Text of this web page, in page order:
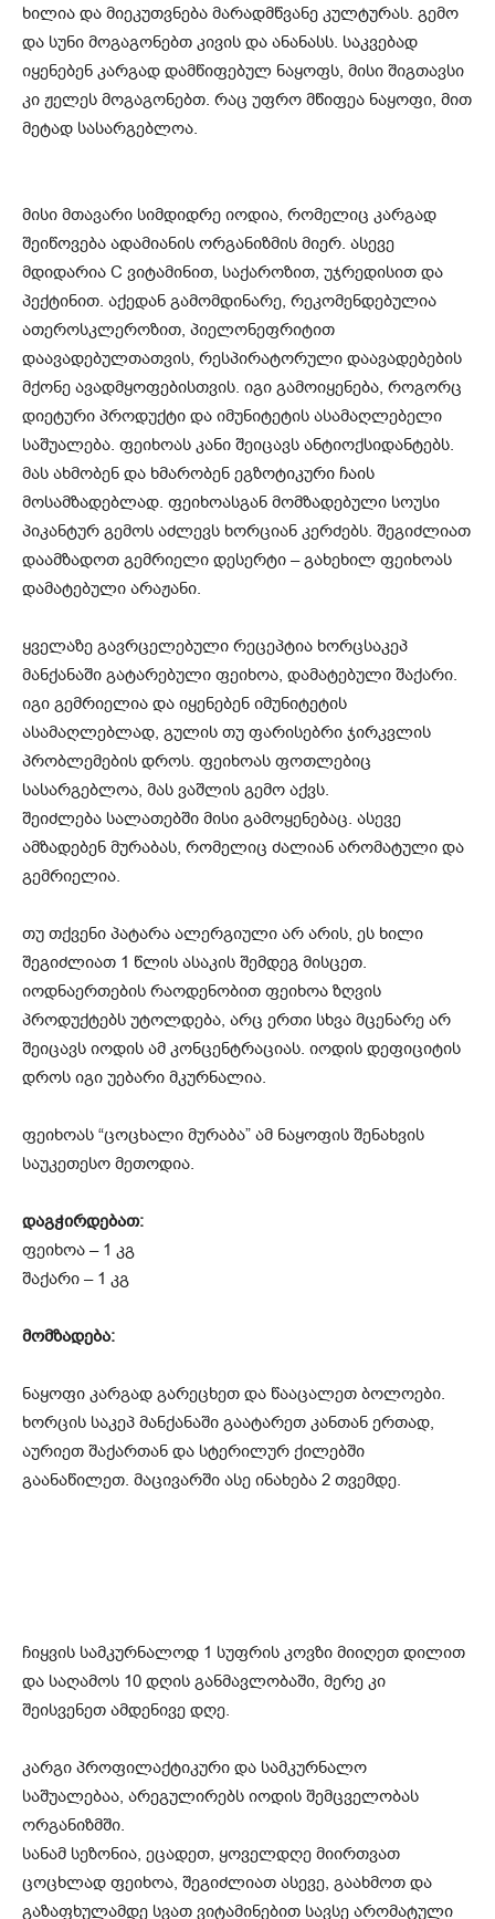
ხილია და მიეკუთვნება მარადმწვანე კულტურას. გემო
და სუნი მოგაგონებთ კივის და ანანასს. საკვებად
იყენებენ კარგად დამწიფებულ ნაყოფს, მისი შიგთავსი
კი ჟელეს მოგაგონებთ. რაც უფრო მწიფეა ნაყოფი, მით
მეტად სასარგებლოა.
მისი მთავარი სიმდიდრე იოდია, რომელიც კარგად
შეიწოვება ადამიანის ორგანიზმის მიერ. ასევე
მდიდარია C ვიტამინით, საქაროზით, უჯრედისით და
პექტინით. აქედან გამომდინარე, რეკომენდებულია
ათეროსკლეროზით, პიელონეფრიტით
დაავადებულთათვის, რესპირატორული დაავადებების
მქონე ავადმყოფებისთვის. იგი გამოიყენება, როგორც
დიეტური პროდუქტი და იმუნიტეტის ასამაღლებელი
საშუალება. ფეიხოას კანი შეიცავს ანტიოქსიდანტებს.
მას ახმობენ და ხმარობენ ეგზოტიკური ჩაის
მოსამზადებლად. ფეიხოასგან მომზადებული სოუსი
პიკანტურ გემოს აძლევს ხორციან კერძებს. შეგიძლიათ
დაამზადოთ გემრიელი დესერტი – გახეხილ ფეიხოას
დამატებული არაჟანი.
ყველაზე გავრცელებული რეცეპტია ხორცსაკეპ
მანქანაში გატარებული ფეიხოა, დამატებული შაქარი.
იგი გემრიელია და იყენებენ იმუნიტეტის
ასამაღლებლად, გულის თუ ფარისებრი ჯირკვლის
პრობლემების დროს. ფეიხოას ფოთლებიც
სასარგებლოა, მას ვაშლის გემო აქვს.
შეიძლება სალათებში მისი გამოყენებაც. ასევე
ამზადებენ მურაბას, რომელიც ძალიან არომატული და
გემრიელია.
თუ თქვენი პატარა ალერგიული არ არის, ეს ხილი
შეგიძლიათ 1 წლის ასაკის შემდეგ მისცეთ.
იოდნაერთების რაოდენობით ფეიხოა ზღვის
პროდუქტებს უტოლდება, არც ერთი სხვა მცენარე არ
შეიცავს იოდის ამ კონცენტრაციას. იოდის დეფიციტის
დროს იგი უებარი მკურნალია.
ფეიხოას “ცოცხალი მურაბა” ამ ნაყოფის შენახვის
საუკეთესო მეთოდია.
დაგჭირდებათ:
ფეიხოა – 1 კგ
შაქარი – 1 კგ
მომზადება:
ნაყოფი კარგად გარეცხეთ და წააცალეთ ბოლოები.
ხორცის საკეპ მანქანაში გაატარეთ კანთან ერთად,
აურიეთ შაქართან და სტერილურ ქილებში
გაანაწილეთ. მაცივარში ასე ინახება 2 თვემდე.
ჩიყვის სამკურნალოდ 1 სუფრის კოვზი მიიღეთ დილით
და საღამოს 10 დღის განმავლობაში, მერე კი
შეისვენეთ ამდენივე დღე.
კარგი პროფილაქტიკური და სამკურნალო
საშუალებაა, არეგულირებს იოდის შემცველობას
ორგანიზმში.
სანამ სეზონია, ეცადეთ, ყოველდღე მიირთვათ
ცოცხლად ფეიხოა, შეგიძლიათ ასევე, გაახმოთ და
გაზაფხულამდე სვათ ვიტამინებით სავსე არომატული